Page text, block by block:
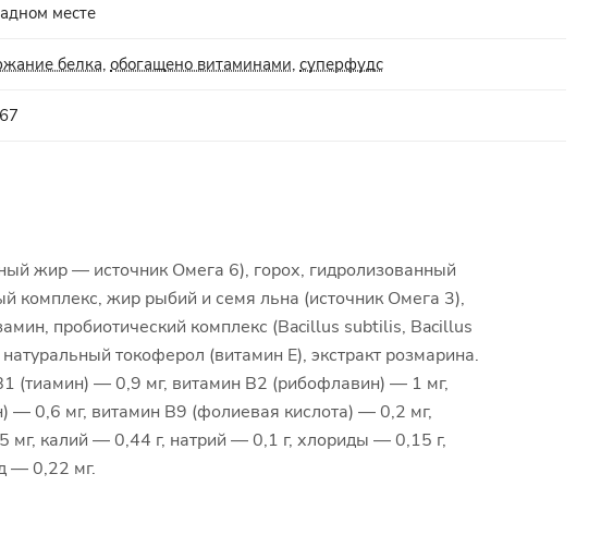
месте
белка, обогащено витаминами, суперфудс
жир — источник Омега 6), горох, гидролизованный
комплекс, жир рыбий и семя льна (источник Омега 3),
пробиотический комплекс (Bacillus subtilis, Bacillus
токоферол (витамин Е), экстракт розмарина.
— 0,9 мг, витамин В2 (рибофлавин) — 1 мг,
— 0,6 мг, витамин В9 (фолиевая кислота) — 0,2 мг,
калий — 0,44 г, натрий — 0,1 г, хлориды — 0,15 г,
— 0,22 мг.